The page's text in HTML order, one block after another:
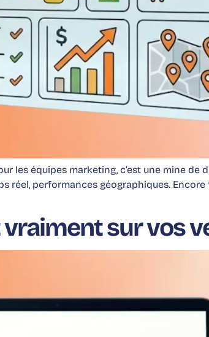
les équipes marketing, c’est une mine de
réel, performances géographiques. Encore
vraiment sur vos